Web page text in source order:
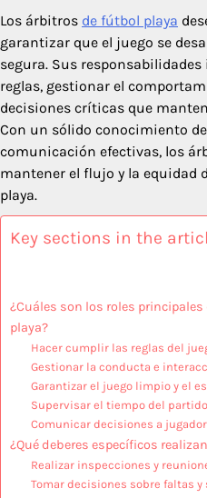
Los árbitros de fútbol playa
garantizar que el juego se
segura. Sus
reglas, gestionar el
decisiones críticas que
Con un sólido conocimiento
comunicación efectivas, los
mantener el flujo y la equidad
playa.
Key sections in the
¿Cuáles son los roles
playa?
Hacer cumplir las reglas del
Gestionar la conducta e
Garantizar el juego limpio y el
Supervisar el tiempo del
Comunicar decisiones a
¿Qué deberes específicos
Realizar inspecciones y
Tomar decisiones sobre faltas y